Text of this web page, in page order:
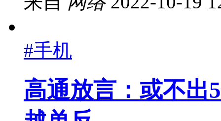
#手机
高通放言：或不出